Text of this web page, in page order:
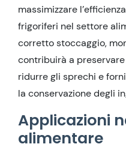
massimizzare
frigoriferi nel settore
corretto stoccaggio,
contribuirà a
ridurre gli sprechi e
la conservazione degli
Applicazioni
alimentare